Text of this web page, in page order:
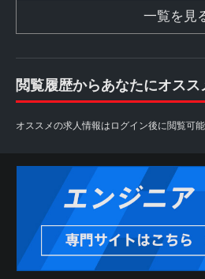
一覧を見
閲覧履歴からあなたにオスス
オススメの求人情報はログイン後に閲覧可